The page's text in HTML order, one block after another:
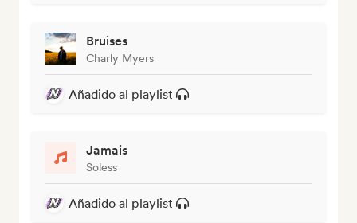
Bruises
Charly Myers
Añadido al playlist
Jamais
Soless
Añadido al playlist